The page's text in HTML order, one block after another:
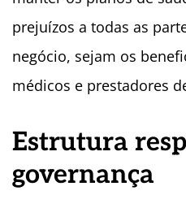
prejuízos a todas as
negócio, sejam os
médicos e prestadores
Estrutura
governança